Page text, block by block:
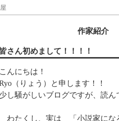
作家紹介
皆さん初めまして！！！！
こんにちは！
（りょう）と申します！！
少し騒がしいブログですが、読
わたくし、実は 「小説家にな